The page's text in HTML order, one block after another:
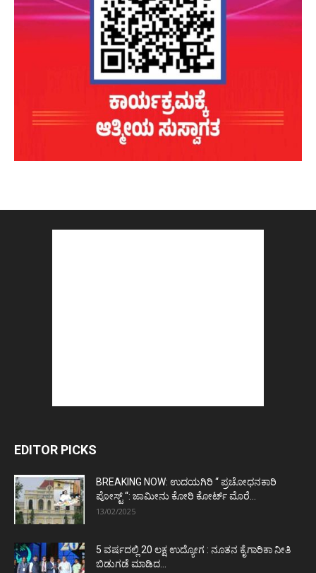
EDITOR PICKS
BREAKING NOW: ಉದಯಗಿರಿ “ ಪ್ರಚೋಧನಕಾರಿ
ಪೋಸ್ಟ್‌ “: ಜಾಮೀನು ಕೋರಿ ಕೋರ್ಟ್‌ ಮೊರೆ...
13/02/2025
5 ವರ್ಷದಲ್ಲಿ 20 ಲಕ್ಷ ಉದ್ಯೋಗ : ನೂತನ ಕೈಗಾರಿಕಾ ನೀತಿ
ಬಿಡುಗಡೆ ಮಾಡಿದ...